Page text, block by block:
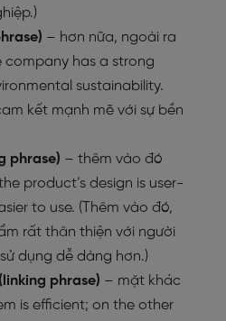
– hơn nữa, ngoài ra
company has a strong
sustainability.
kết mạnh mẽ với sự bền
phrase) – thêm vào đó
product’s design is user-
to use. (Thêm vào đó,
rất thân thiện với người
dụng dễ dàng hơn.)
phrase) – mặt khác
is efficient; on the other